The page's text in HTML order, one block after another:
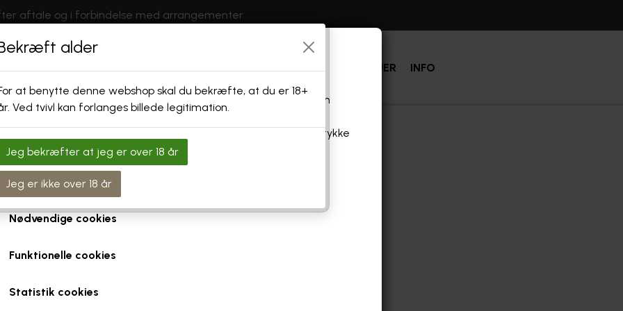
aftale og i forbindelse med arrangementer
ØL 6PACK - SORTIMENTSKASSER
TAPAS FOLKEANPARTER ARRANGEMENTER
ØLSMAGNING CAFÉ & GÅRDHAVE ERHVERV BLIV MEDEJER INFO
cookies
egne cookies og cookies fra tredjeparter til at personalisere din
til markedsføring og til at undersøge, hvordan vores
anvendes af besøgende. Du kan altid tilbagekalde dit samtykke
på linket 'Cookies' nederst på siden.
om cookies her
Nødvendige cookies
Funktionelle cookies
Statistik cookies
alder
at benytte denne webshop skal du bekræfte, at du er 18+
Ved tvivl kan forlanges billede legitimation.
Jeg bekræfter at jeg er over 18 år
Jeg er ikke over 18 år